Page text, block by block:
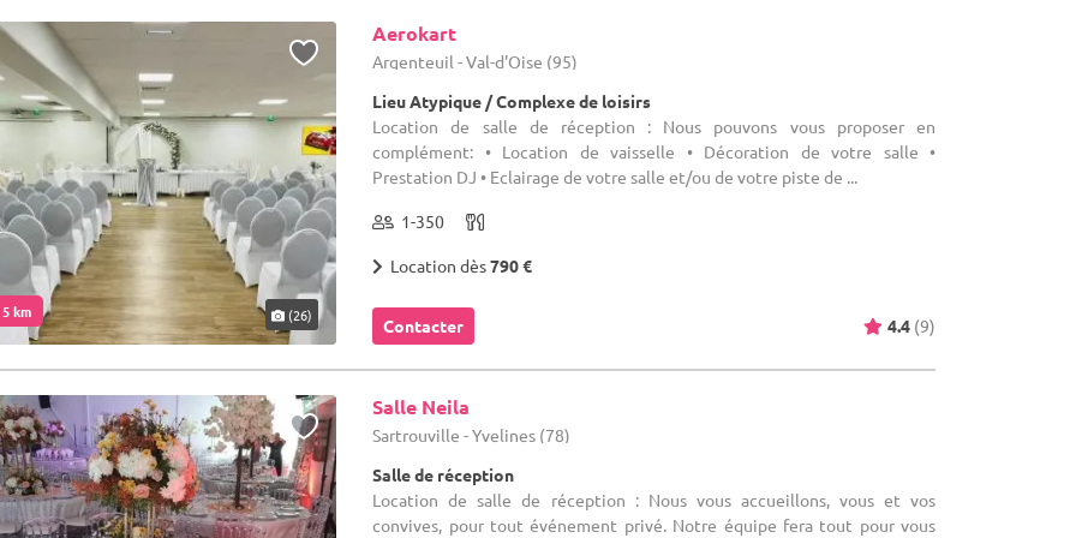
km (26)
Aerokart
Argenteuil - Val-d'Oise (95)
Lieu Atypique / Complexe de loisirs
Location de salle de réception : Nous pouvons vous proposer en
complément: • Location de vaisselle • Décoration de votre salle •
Prestation DJ • Eclairage de votre salle et/ou de votre piste de ...
1-350
Location dès790 €
Contacter 4.4 (9)
Salle Neila
Sartrouville - Yvelines (78)
Salle de réception
Location de salle de réception : Nous vous accueillons, vous et vos
convives, pour tout événement privé. Notre équipe fera tout pour vous